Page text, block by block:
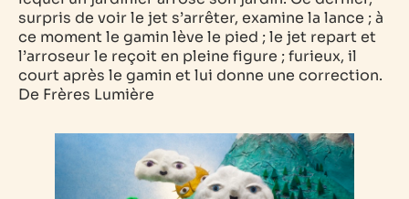
surpris de voir le jet s’arrêter, examine la lance ; à
ce moment le gamin lève le pied ; le jet repart et
l’arroseur le reçoit en pleine figure ; furieux, il
court après le gamin et lui donne une correction.
De Frères Lumière